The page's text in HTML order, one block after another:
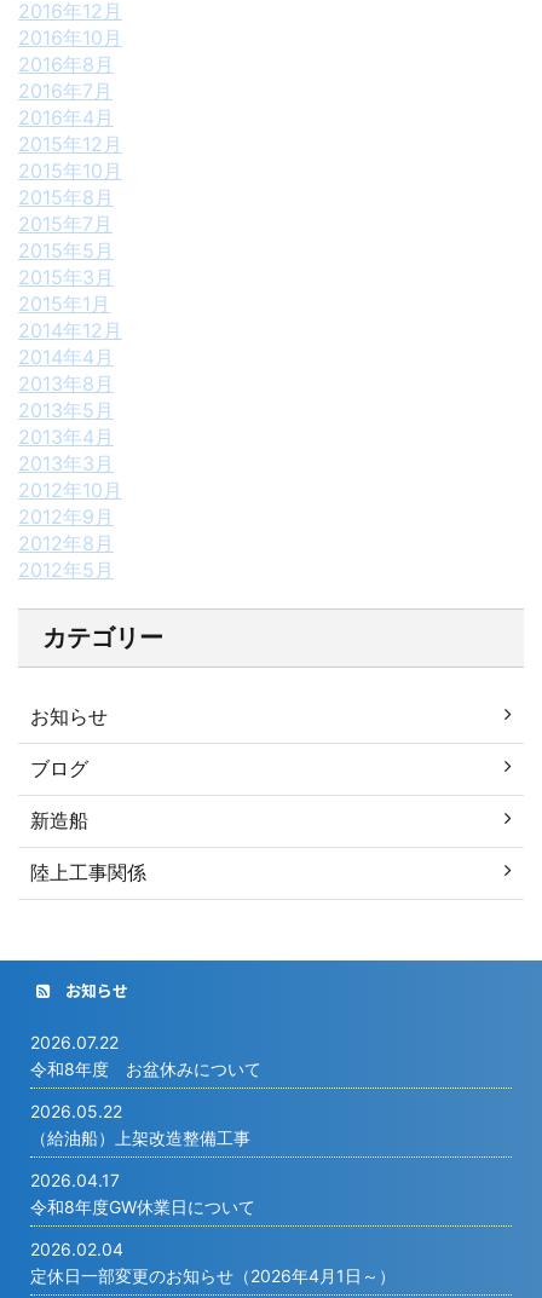
2016年12月
2016年10月
2016年8月
2016年7月
2016年4月
2015年12月
2015年10月
2015年8月
2015年7月
2015年5月
2015年3月
2015年1月
2014年12月
2014年4月
2013年8月
2013年5月
2013年4月
2013年3月
2012年10月
2012年9月
2012年8月
2012年5月
カテゴリー
お知らせ
ブログ
新造船
陸上工事関係
お知らせ
2026.07.22
令和8年度 お盆休みについて
2026.05.22
（給油船）上架改造整備工事
2026.04.17
令和8年度GW休業日について
2026.02.04
定休日一部変更のお知らせ（2026年4月1日～）